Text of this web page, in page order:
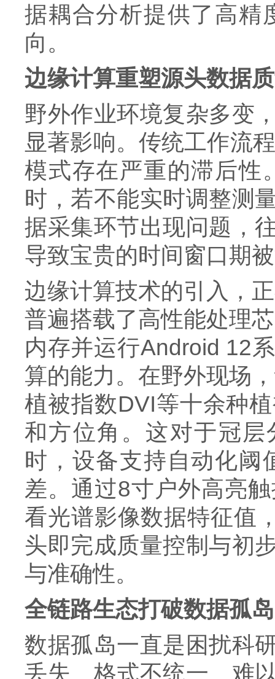
据耦合分析提供了高精
向。
边缘计算重塑源头数据
野外作业环境复杂多变
显著影响。传统工作流
模式存在严重的滞后性
时，若不能实时调整测
据采集环节出现问题，
导致宝贵的时间窗口期
边缘计算技术的引入，
普遍搭载了高性能处理
内存并运行Android 12
算的能力。在野外现场
植被指数DVI等十余种
和方位角。这对于冠
时，设备支持自动化阈
差。通过8寸户外高亮
看光谱影像数据特征值
头即完成质量控制与初
与准确性。
全链路生态打破数据孤
数据孤岛一直是困扰科
丢失、格式不统一、难